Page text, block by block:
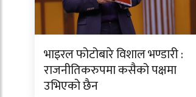
भाइरल फोटोबारे विशाल भण्डारी :
राजनीतिकरुपमा कसैको पक्षमा
उभिएको छैन